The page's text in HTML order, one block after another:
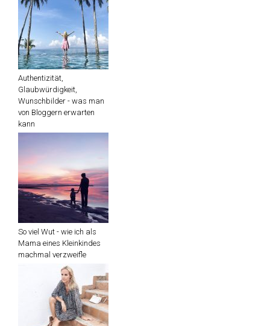
Authentizität,
Glaubwürdigkeit,
Wunschbilder - was man
von Bloggern erwarten
kann
So viel Wut - wie ich als
Mama eines Kleinkindes
machmal verzweifle